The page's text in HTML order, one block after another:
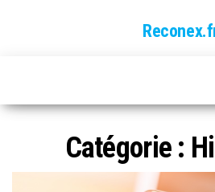
Catégorie :